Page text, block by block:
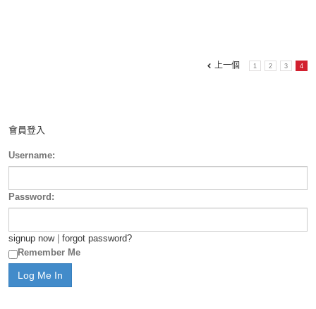
上一個 1 2 3 4
會員登入
Username:
Password:
signup now| forgot password?
Remember Me